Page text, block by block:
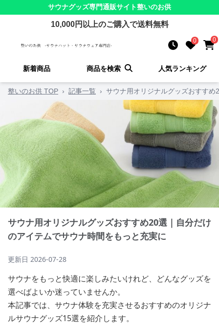
サウナグッズ専門通販サイト整いのお供
10,000円以上のご購入で送料無料
0 0
新着商品 商品を検索 人気ランキング
整いのお供 TOP › 記事一覧 › サウナ用オリジナルグッズおすす
サウナ用オリジナルグッズおすすめ20選｜自分だけ
のアイテムでサウナ時間をもっと充実に
更新日 2026-07-28
サウナをもっと快適に楽しみたいけれど、どんなグッズを
選べばよいか迷っていませんか。
本記事では、サウナ体験を充実させるおすすめのオリジナ
ルサウナグッズ15選を紹介します。